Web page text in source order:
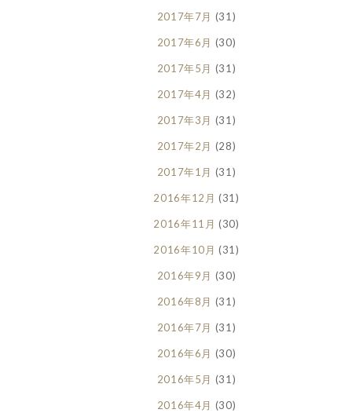
2017年7月 (31)
2017年6月 (30)
2017年5月 (31)
2017年4月 (32)
2017年3月 (31)
2017年2月 (28)
2017年1月 (31)
2016年12月 (31)
2016年11月 (30)
2016年10月 (31)
2016年9月 (30)
2016年8月 (31)
2016年7月 (31)
2016年6月 (30)
2016年5月 (31)
2016年4月 (30)